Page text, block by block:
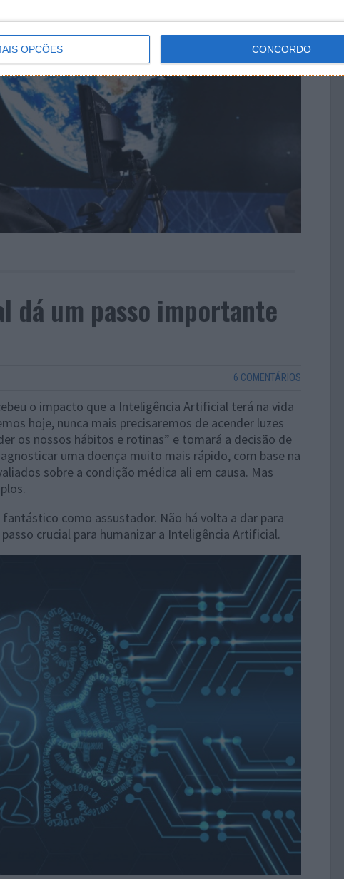
OPÇÕES CONCORDO
um passo importante
6 COMENTÁRIOS
o impacto que a Inteligência Artificial terá na vida
hoje, nunca mais precisaremos de acender luzes
os nossos hábitos e rotinas” e tomará a decisão de
uma doença muito mais rápido, com base na
sobre a condição médica ali em causa. Mas
como assustador. Não há volta a dar para
crucial para humanizar a Inteligência Artificial.